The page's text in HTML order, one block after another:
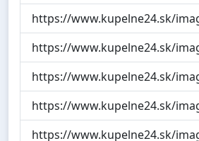
https://www.kupelne24.sk/
https://www.kupelne24.sk/
https://www.kupelne24.sk/
https://www.kupelne24.sk/
https://www.kupelne24.sk/